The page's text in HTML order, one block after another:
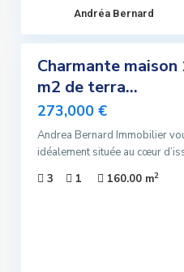
Andréa Bernard
Charmante
m2 de terra...
273,000 €
Andrea Bernard Immobilier
idéalement située au cœur
3
1 160.00 m2